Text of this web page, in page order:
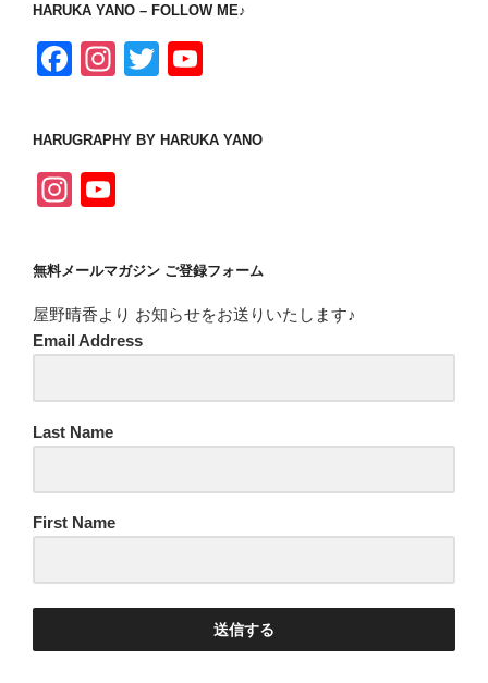
HARUKA YANO – FOLLOW ME♪
F
c
e
b
o
k
In
a
T
tt
u
e
C
n
n
HARUGRAPHY BY HARUKA YANO
In
a
a
m
u
u
b
e
a
n
el
無料メールマガジン ご登録フォーム
屋野晴香より お知らせをお送りいたします♪
Email Address
Last Name
First Name
送信する